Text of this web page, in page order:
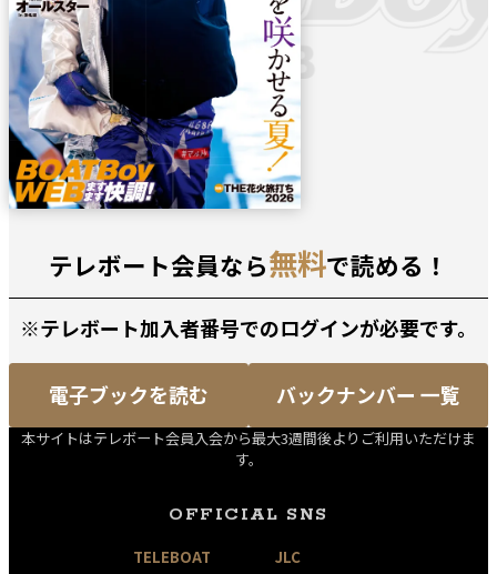
テレボート会員なら無料で読める！
※テレボート加入者番号でのログインが必要です。
電子ブックを読む バックナンバー 一覧
本サイトはテレボート会員入会から最大3週間後よりご利用いただけま
す。
OFFICIAL SNS
TELEBOAT JLC